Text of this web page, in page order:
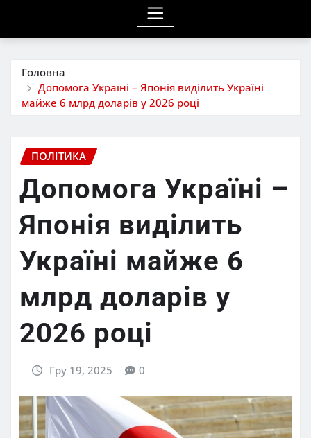
Головна
Допомога Україні – Японія виділить Україні
майже 6 млрд доларів у 2026 році
ПОЛІТИКА
Допомога Україні –
Японія виділить
Україні майже 6
млрд доларів у
2026 році
Гру 19, 2025 0